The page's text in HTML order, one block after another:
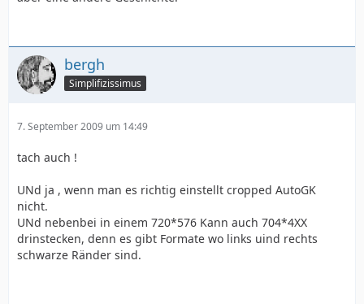
bergh
Simplifizissimus
7. September 2009 um 14:49
tach auch !
UNd ja , wenn man es richtig einstellt cropped AutoGK
nicht.
UNd nebenbei in einem 720*576 Kann auch 704*4XX
drinstecken, denn es gibt Formate wo links uind rechts
schwarze Ränder sind.